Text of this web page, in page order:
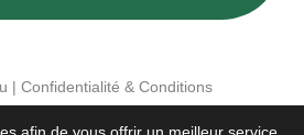
| Confidentialité & Conditions